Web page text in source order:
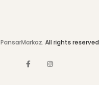
PansarMarkaz. All rights reserved